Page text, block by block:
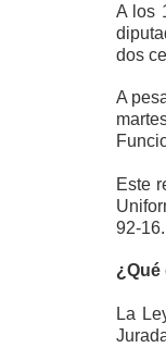
A los
dos
A
Este
92-16.
¿Qué
La